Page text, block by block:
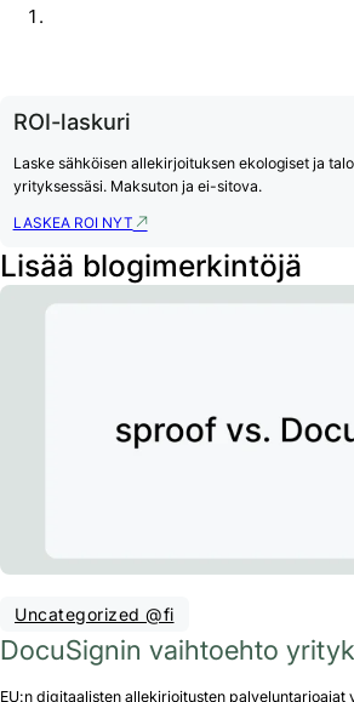
ROI-laskuri
Laske sähköisen allekirjoituksen ekologiset ja
yrityksessäsi. Maksuton ja ei-sitova.
LASKEA ROI NYT
Lisää blogimerkintöjä
Uncategorized @fi
DocuSignin vaihtoehto
EU:n digitaalisten allekirjoitusten palveluntarjoajat